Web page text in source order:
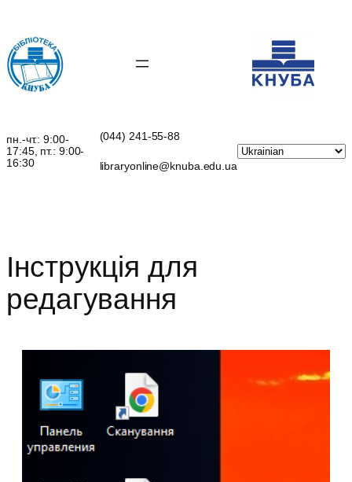
вмісту
пн.-чт.: 9:00-
17:45, пт.: 9:00-
16:30
(044) 241-55-88
libraryonline@knuba.edu.ua
Інструкція для
редагування